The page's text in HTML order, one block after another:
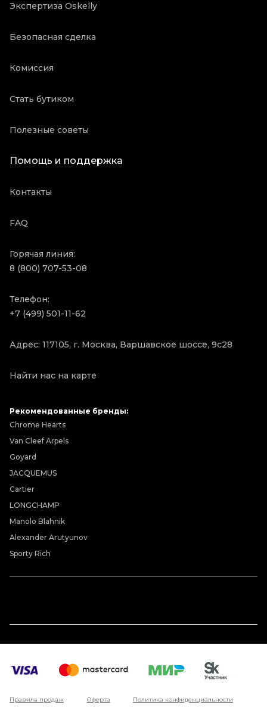
Экспертиза Oskelly
Безопасная сделка
Комиссия
Стать бутиком
Полезные советы
Помощь и поддержка
Контакты
FAQ
Горячая линия:
8 (800) 707-53-08
Телефон:
+7 (499) 501-11-62
Адрес: 117105, г. Москва, Варшавское шоссе, 9с28
Найти нас на карте
Рекомендованные бренды:
Chrome Hearts
Van Cleef Arpels
Goyard
JACQUEMUS
Cartier
LONGCHAMP
Manolo Blahnik
Alexander Arutyunov
Sporty Rich
Правила продаж Оферта Политика конфиденциальности